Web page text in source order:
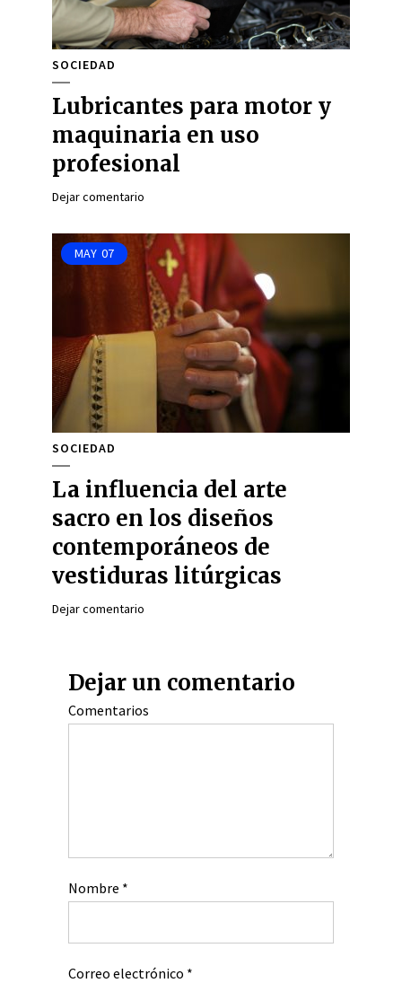
SOCIEDAD
Lubricantes para motor y
maquinaria en uso
profesional
Dejar comentario
MAY 07
SOCIEDAD
La influencia del arte
sacro en los diseños
contemporáneos de
vestiduras litúrgicas
Dejar comentario
Dejar un comentario
Comentarios
Nombre *
Correo electrónico *